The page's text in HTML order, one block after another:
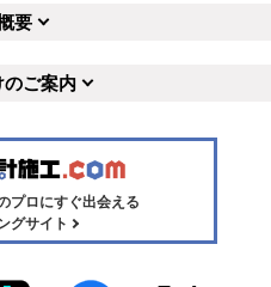
要
のご案内
プロにすぐ出会える
グサイト